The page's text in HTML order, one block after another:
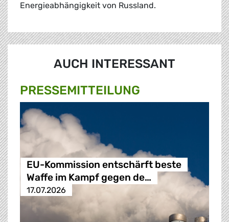
Energieabhängigkeit von Russland.
AUCH INTERESSANT
PRESSE­MITTEILUNG
EU-Kommission entschärft beste
Waffe im Kampf gegen de…
17.07.2026